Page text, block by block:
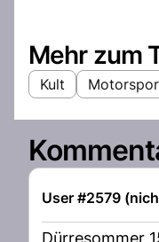
Mehr zum
Kult
User #2579
Dürresommer